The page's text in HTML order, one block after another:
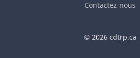
Contactez-nous
© 2026 cdtrp.ca